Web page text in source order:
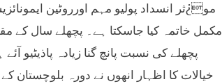
مو¿ثر انسداد پولیو مہم اورروٹین
مکمل خاتمہ کیا جاسکتا ہے۔ پچھلے سال کے
پچھلے کی نسبت پانچ گنا زیادہ پاذیٹیو
خیالات کا اظہار انھوں نے دورہ